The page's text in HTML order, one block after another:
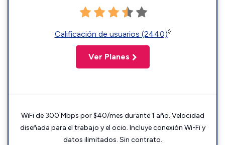
Calificación de usuarios (2440)◊
Ver Planes
WiFi de 300 Mbps por $40/mes durante 1 año. Velocidad
diseñada para el trabajo y el ocio. Incluye conexión Wi-Fi y
datos ilimitados. Sin contrato.